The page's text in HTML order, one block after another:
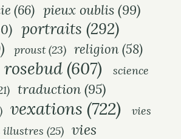
(66) pieux oublis (99)
portraits (292)
proust(23) religion (58)
rosebud (607)
science
traduction(95)
vexations (722)
vies
illustres (25) vies